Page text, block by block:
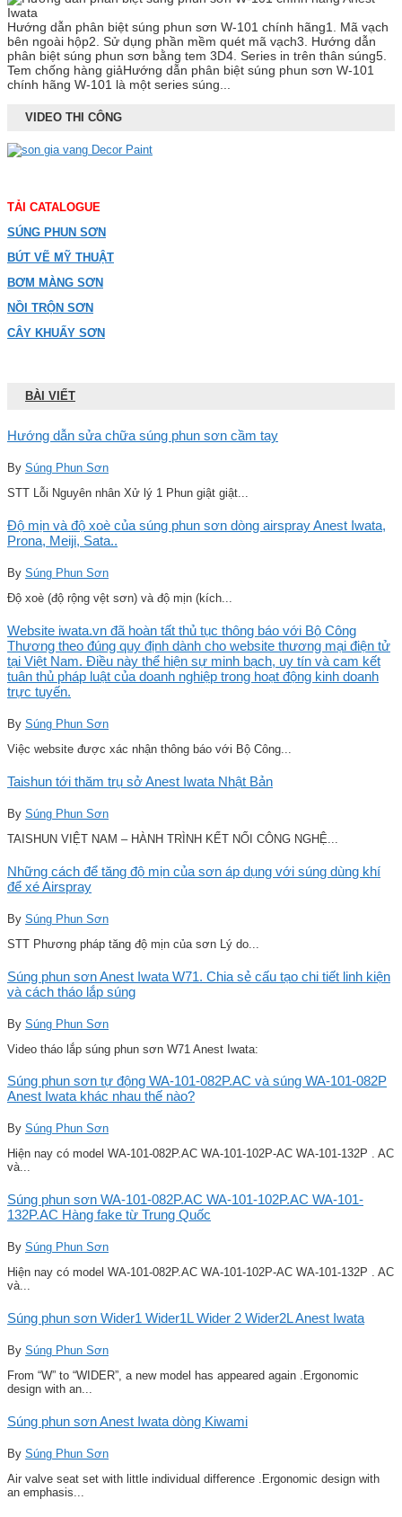
Hướng dẫn phân biệt súng phun sơn W-101 chính hãng1. Mã vạch
bên ngoài hộp2. Sử dụng phần mềm quét mã vạch3. Hướng dẫn
phân biệt súng phun sơn bằng tem 3D4. Series in trên thân súng5.
Tem chống hàng giảHướng dẫn phân biệt súng phun sơn W-101
chính hãng W-101 là một series súng...
VIDEO THI CÔNG
TẢI CATALOGUE
SÚNG PHUN SƠN
BÚT VẼ MỸ THUẬT
BƠM MÀNG SƠN
NỒI TRỘN SƠN
CÂY KHUẤY SƠN
BÀI VIẾT
Hướng dẫn sửa chữa súng phun sơn cầm tay
By Súng Phun Sơn
STT Lỗi Nguyên nhân Xử lý 1 Phun giật giật...
Độ mịn và độ xoè của súng phun sơn dòng airspray Anest Iwata,
Prona, Meiji, Sata..
By Súng Phun Sơn
Độ xoè (độ rộng vệt sơn) và độ mịn (kích...
Website iwata.vn đã hoàn tất thủ tục thông báo với Bộ Công
Thương theo đúng quy định dành cho website thương mại điện tử
tại Việt Nam. Điều này thể hiện sự minh bạch, uy tín và cam kết
tuân thủ pháp luật của doanh nghiệp trong hoạt động kinh doanh
trực tuyến.
By Súng Phun Sơn
Việc website được xác nhận thông báo với Bộ Công...
Taishun tới thăm trụ sở Anest Iwata Nhật Bản
By Súng Phun Sơn
TAISHUN VIỆT NAM – HÀNH TRÌNH KẾT NỐI CÔNG NGHỆ...
Những cách để tăng độ mịn của sơn áp dụng với súng dùng khí
để xé Airspray
By Súng Phun Sơn
STT Phương pháp tăng độ mịn của sơn Lý do...
Súng phun sơn Anest Iwata W71. Chia sẻ cấu tạo chi tiết linh kiện
và cách tháo lắp súng
By Súng Phun Sơn
Video tháo lắp súng phun sơn W71 Anest Iwata:
Súng phun sơn tự động WA-101-082P.AC và súng WA-101-082P
Anest Iwata khác nhau thế nào?
By Súng Phun Sơn
Hiện nay có model WA-101-082P.AC WA-101-102P-AC WA-101-132P . AC
và...
Súng phun sơn WA-101-082P.AC WA-101-102P.AC WA-101-
132P.AC Hàng fake từ Trung Quốc
By Súng Phun Sơn
Hiện nay có model WA-101-082P.AC WA-101-102P-AC WA-101-132P . AC
và...
Súng phun sơn Wider1 Wider1L Wider 2 Wider2L Anest Iwata
By Súng Phun Sơn
From “W” to “WIDER”, a new model has appeared again .Ergonomic
design with an...
Súng phun sơn Anest Iwata dòng Kiwami
By Súng Phun Sơn
Air valve seat set with little individual difference .Ergonomic design with
an emphasis...